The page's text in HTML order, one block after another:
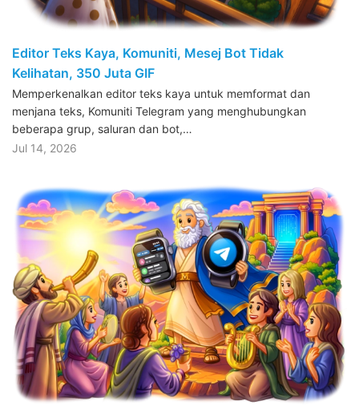
Editor Teks Kaya, Komuniti, Mesej Bot Tidak
Kelihatan, 350 Juta GIF
Memperkenalkan editor teks kaya untuk memformat dan
menjana teks, Komuniti Telegram yang menghubungkan
beberapa grup, saluran dan bot,…
Jul 14, 2026